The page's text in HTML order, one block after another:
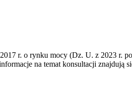
r. o rynku mocy (Dz. U. z 2023 r.
na temat konsultacji znajdują